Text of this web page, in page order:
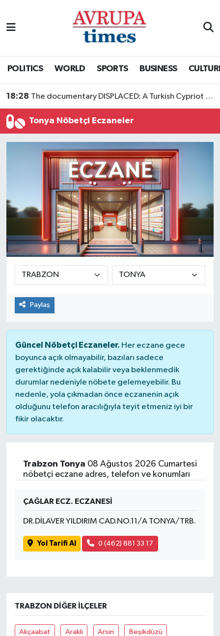
POLITICS WORLD SPORTS BUSINESS
18:28 The documentary DISPLACED: A Turkish Cypriot Story is now available to watch
Tonya Nöbetçi Eczaneler
Paylaş
Güncel Nöbetçi Eczaneler. Her eczane gece
boyunca açık olmayabilir, bazıları sadece
gerektiğinde açık kalabilir veya beklenmedik
durumlar nedeniyle nöbete gelemeyebilir. Bu
nedenle, yola çıkmadan önce eczanenin açık
olduğunu telefon aracılığıyla teyit etmeniz iyi bir
fikir olacaktır.
Trabzon Tonya 08 Ağustos 2026 Cumartesi
nöbetçi eczane adres, telefon ve konumları
ÇAĞLAR ECZ. ECZANESİ
DR.DİLAVER YILDIRIM CAD.NO.11/A TONYA/TRB.
Yol Tarifi Al 0 (462) 881 33 17
TRABZON DIĞER İLÇELER
Akçaabat Araklı Arsin Beşikdüzü
Nöbetçi Eczaneler
Tüm Manşetler
Son Dakika Haberleri
Haber Arşivi